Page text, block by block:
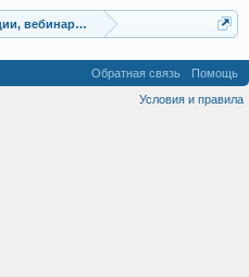
вебинары, учебный материал
Обратная связь
Помощь
Условия и правила